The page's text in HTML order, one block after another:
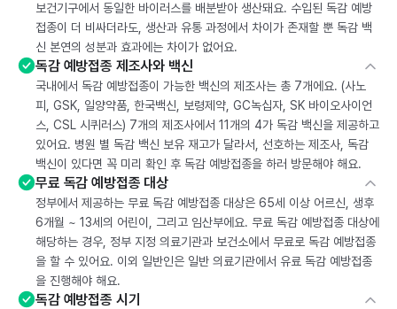
보건기구에서 동일한 바이러스를 배분받아 생산돼요. 수입된 독감 예방
접종이 더 비싸더라도, 생산과 유통 과정에서 차이가 존재할 뿐 독감 백
신 본연의 성분과 효과에는 차이가 없어요.
독감 예방접종 제조사와 백신
국내에서 독감 예방접종이 가능한 백신의 제조사는 총 7개에요. (사노
피, GSK, 일양약품, 한국백신, 보령제약, GC녹십자, SK 바이오사이언
스, CSL 시퀴러스) 7개의 제조사에서 11개의 4가 독감 백신을 제공하고
있어요. 병원 별 독감 백신 보유 재고가 달라서, 선호하는 제조사, 독감
백신이 있다면 꼭 미리 확인 후 독감 예방접종을 하러 방문해야 해요.
무료 독감 예방접종 대상
정부에서 제공하는 무료 독감 예방접종 대상은 65세 이상 어르신, 생후
6개월 ~ 13세의 어린이, 그리고 임산부에요. 무료 독감 예방접종 대상에
해당하는 경우, 정부 지정 의료기관과 보건소에서 무료로 독감 예방접종
을 할 수 있어요. 이외 일반인은 일반 의료기관에서 유료 독감 예방접종
을 진행해야 해요.
독감 예방접종 시기